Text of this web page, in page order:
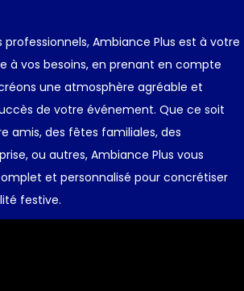
Ambiance Plus est à votre
à vos besoins, en prenant en compte
une atmosphère agréable et
de votre événement. Que ce soit
amis, des fêtes familiales, des
ou autres, Ambiance Plus vous
et personnalisé pour concrétiser
festive.